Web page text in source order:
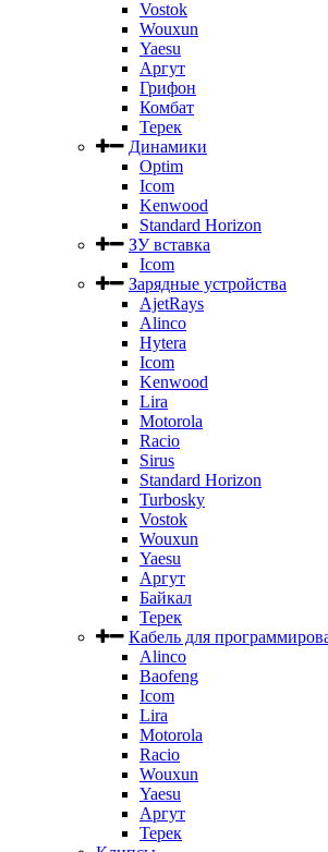
Vostok
Wouxun
Yaesu
Аргут
Грифон
Комбат
Терек
Динамики
Optim
Icom
Kenwood
Standard Horizon
ЗУ вставка
Icom
Зарядные устройства
AjetRays
Alinco
Hytera
Icom
Kenwood
Lira
Motorola
Racio
Sirus
Standard Horizon
Turbosky
Vostok
Wouxun
Yaesu
Аргут
Байкал
Терек
Кабель для
Alinco
Baofeng
Icom
Lira
Motorola
Racio
Wouxun
Yaesu
Аргут
Терек